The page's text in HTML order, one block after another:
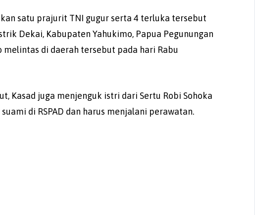
satu prajurit TNI gugur serta 4 terluka tersebut
Dekai, Kabupaten Yahukimo, Papua Pegunungan
di daerah tersebut pada hari Rabu
Kasad juga menjenguk istri dari Sertu Robi Sohoka
di RSPAD dan harus menjalani perawatan.